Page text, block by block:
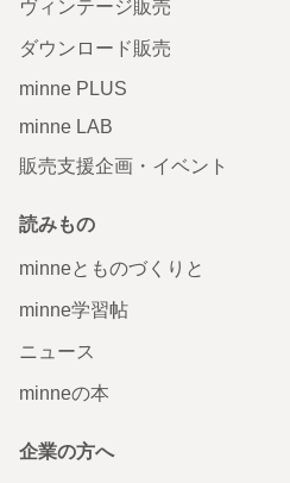
ヴィンテージ販売
ダウンロード販売
minne PLUS
minne LAB
販売支援企画・イベント
読みもの
minneとものづくりと
minne学習帖
ニュース
minneの本
企業の方へ